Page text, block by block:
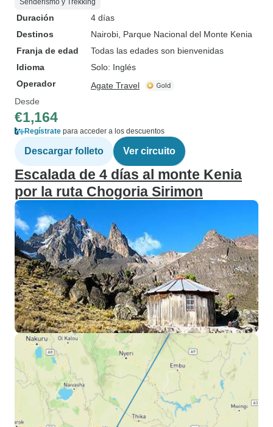
Senderismo y Trekking
Duración
4 días
Destinos
Nairobi , Parque Nacional del Monte Kenia
Franja de edad
Todas las edades son bienvenidas
Idioma
Solo: Inglés
Operador
Agate Travel
Desde
€1,164
Regístrate para acceder a los descuentos
Descargar folleto Ver circuito
Escalada de 4 días al monte Kenia
por la ruta Chogoria Sirimon